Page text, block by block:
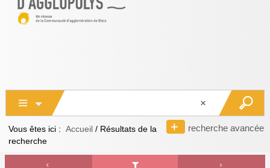
recherche avancée
Vous êtes ici : Accueil / Résultats de la
recherche